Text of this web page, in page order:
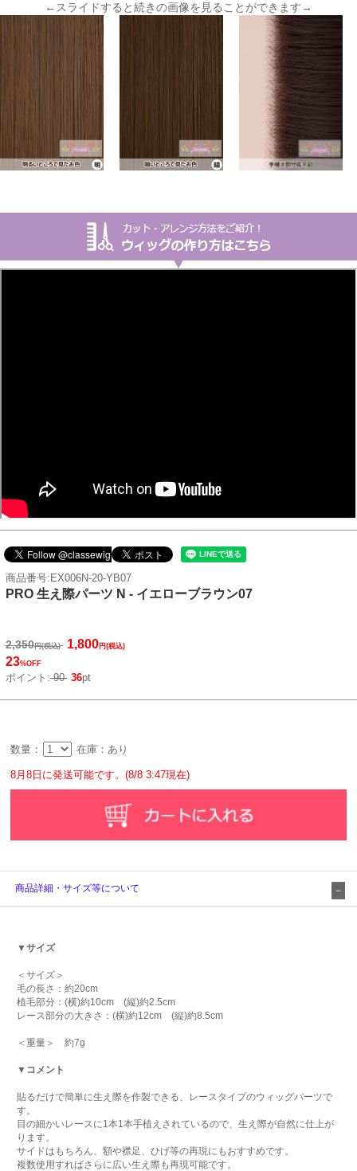
←スライドすると続きの画像を見ることができます→
商品番号:EX006N-20-YB07
PRO 生え際パーツ N - イエローブラウン07
2,350円(税込) 1,800円(税込)
23%OFF
ポイント:90 36pt
数量： 在庫：あり
8月8日に発送可能です。(8/8 3:47現在)
商品詳細・サイズ等について
▼サイズ
＜サイズ＞
毛の長さ：約20cm
植毛部分：(横)約10cm (縦)約2.5cm
レース部分の大きさ：(横)約12cm (縦)約8.5cm
＜重量＞ 約7g
▼コメント
貼るだけで簡単に生え際を作製できる、レースタイプのウィッグパーツで
す。
目の細かいレースに1本1本手植えされているので、生え際が自然に仕上が
ります。
サイドはもちろん、額や襟足、ひげ等の再現にもおすすめです。
複数使用すればさらに広い生え際も再現可能です。